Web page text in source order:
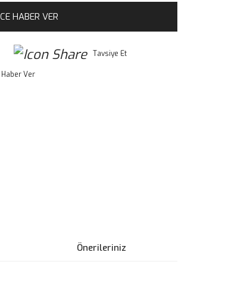
HABER VER
Tavsiye Et
Haber Ver
Önerileriniz